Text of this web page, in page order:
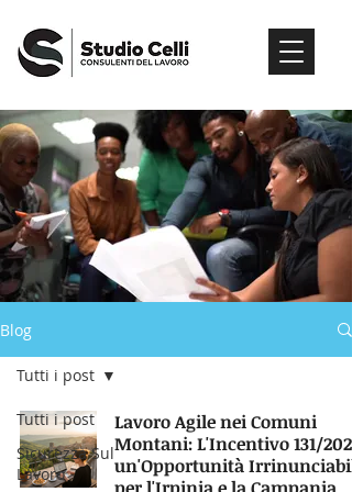
Blog
Tutti i post
Sicurezza Sul
Lavoro
Tutti i post
Lavoro Agile nei Comuni
Montani: L'Incentivo 131/
un'Opportunità Irrinunciabile